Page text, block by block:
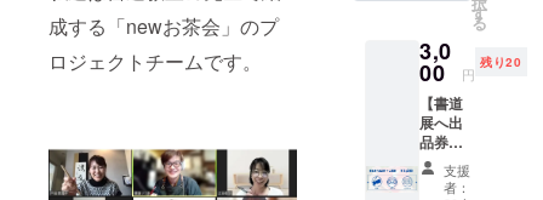
成する「newお茶会」のプ
ロジェクトチームです。
セスの
うえ詳
細ご確
認くだ
さい。
https://
sites.go
ogle.co
す
る
3,0
00 円
残り20
【書道
展へ出
品券付
き プ
ランB】
支援
者：